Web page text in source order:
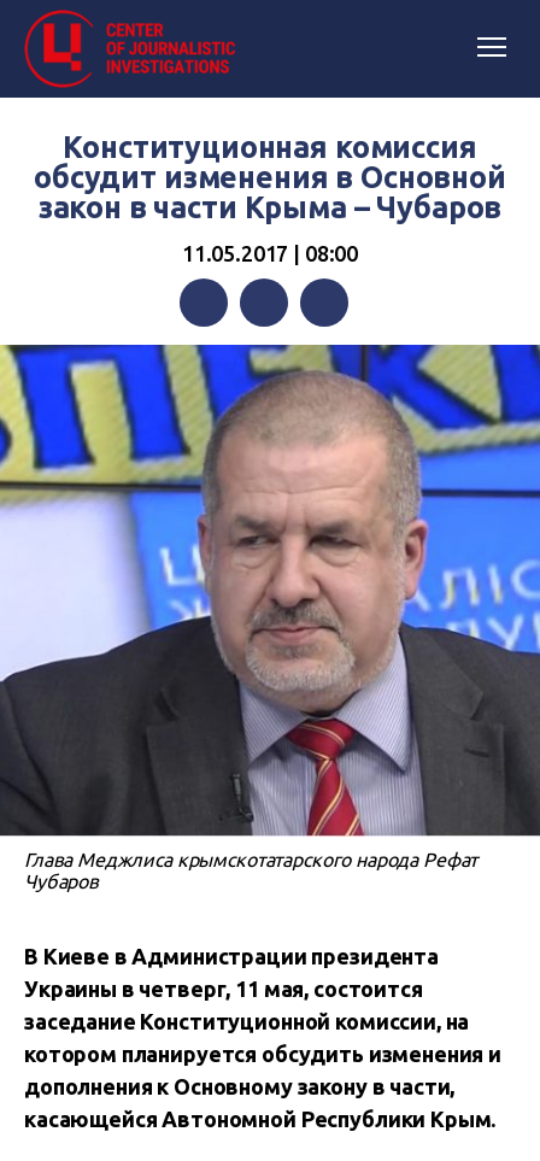
Конституционная комиссия
обсудит изменения в Основной
закон в части Крыма – Чубаров
11.05.2017 | 08:00
FacebookTwitterTelegram
Глава Меджлиса крымскотатарского народа Рефат
Чубаров
В Киеве в Администрации президента
Украины в четверг, 11 мая, состоится
заседание Конституционной комиссии, на
котором планируется обсудить изменения и
дополнения к Основному закону в части,
касающейся Автономной Республики Крым.